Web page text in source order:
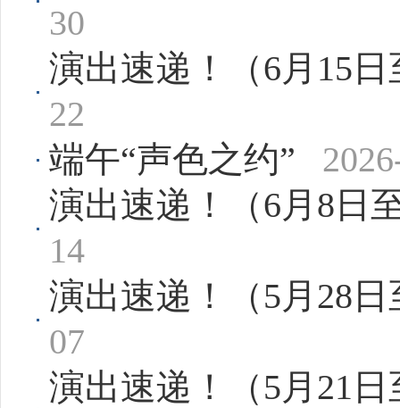
30
演出速递！（6月15
22
端午“声色之约”
演出速递！（6月8日
14
演出速递！（5月28
07
演出速递！（5月21